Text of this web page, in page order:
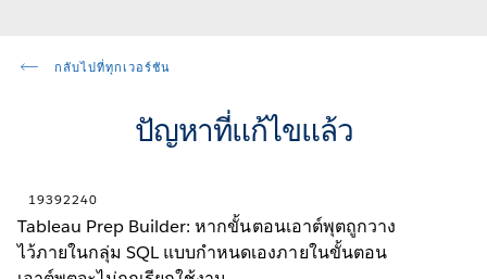
กลับไปที่ทุกเวอร์ชัน
ปัญหาที่แก้ไขแล้ว
19392240
Tableau Prep Builder: หากขั้นตอนเอาต์พุตถูกวาง
ไว้ภายในกลุ่ม SQL แบบกำหนดเองภายในขั้นตอน